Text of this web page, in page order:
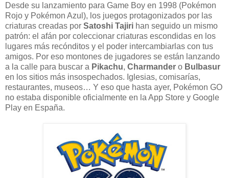
Desde su lanzamiento para Game Boy en 1998 (Pokémon
Rojo y Pokémon Azul), los juegos protagonizados por las
criaturas creadas por Satoshi Tajiri han seguido un mismo
patrón: el afán por coleccionar criaturas escondidas en los
lugares más recónditos y el poder intercambiarlas con tus
amigos. Por eso montones de jugadores se están lanzando
a la calle para buscar a Pikachu, Charmander o Bulbasur
en los sitios más insospechados. Iglesias, comisarías,
restaurantes, museos… Y eso que hasta ayer, Pokémon GO
no estaba disponible oficialmente en la App Store y Google
Play en España.